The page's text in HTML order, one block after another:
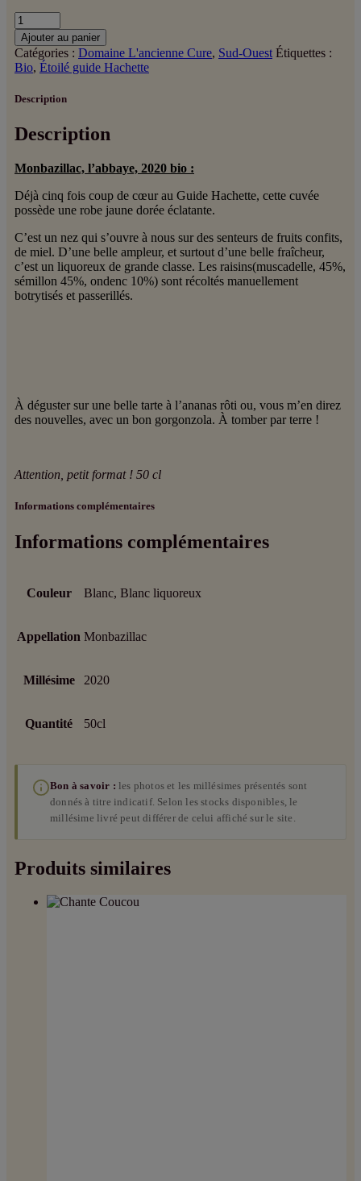
quantité
de
Monbazillac
Ajouter au panier
Catégories : Domaine L'ancienne Cure, Sud-Ouest Étiquettes :
Bio, Étoilé guide Hachette
Description
Description
Monbazillac, l’abbaye, 2020 bio :
Déjà cinq fois coup de cœur au Guide Hachette, cette cuvée
possède une robe jaune dorée éclatante.
C’est un nez qui s’ouvre à nous sur des senteurs de fruits confits,
de miel. D’une belle ampleur, et surtout d’une belle fraîcheur,
c’est un liquoreux de grande classe. Les raisins(muscadelle, 45%,
sémillon 45%, ondenc 10%) sont récoltés manuellement
botrytisés et passerillés.
À déguster sur une belle tarte à l’ananas rôti ou, vous m’en direz
des nouvelles, avec un bon gorgonzola. À tomber par terre !
Attention, petit format ! 50 cl
Informations complémentaires
Informations complémentaires
Couleur Blanc, Blanc liquoreux
Appellation Monbazillac
Millésime 2020
Quantité 50cl
Bon à savoir : les photos et les millésimes présentés sont
donnés à titre indicatif. Selon les stocks disponibles, le
millésime livré peut différer de celui affiché sur le site.
Produits similaires